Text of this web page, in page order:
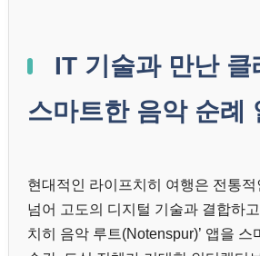
IT 기술과 만난 클
스마트한 음악 순례
현대적인 라이프치히 여행은 전통
넘어 고도의 디지털 기술과 결합하
치히 음악 루트(Notenspur)’ 앱을 스